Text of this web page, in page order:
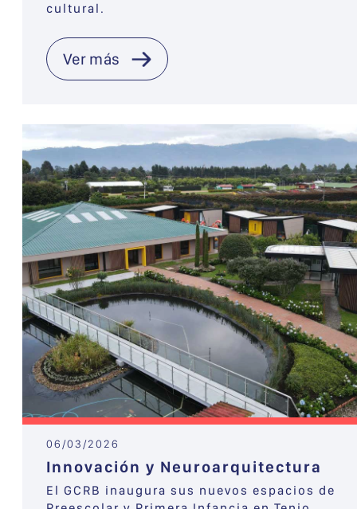
cultural.
Ver más
06/03/2026
Innovación y Neuroarquitectura
El GCRB inaugura sus nuevos espacios de